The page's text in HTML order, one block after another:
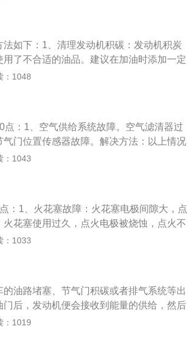
足够的压力，喷油器就不能喷射足够的
更换机油泵。4、氧传感器损坏。氧传感
据氧传感器的数据调整空空燃比，调整点
坏，会导致踩油门后车速无法上升的现
油过滤器存在故障，导致汽油过滤器不能
，车主还应该注意对车辆其他部位及时检
门损坏：如果汽车配备的是电子油门，要
安全隐患。7、油门踏板损坏：如果汽车
：正常行驶的正确规范：不要急踩油门或
踏板加不上油后，应尽量靠边停车，避免
如下：1、清理发动机积碳：发动机积炭
了不合适的油品。建议在加油时添加一定
车跑一段高速，这样有利于增加排气量，
配比情况，其一旦损坏就会造成发动机油
3、定期更换三滤：车辆在使用过程中，
必须定期更换，如果长时间未换就会影响
息，造成油料燃烧不充分，发动机积碳增
：1048
：1、空气供给系统故障。空气滤清器过
门位置传感器故障。解决方法：以上情况
解决。2、排气系统故障。排气管堵塞的
箱故障等。解决方法：如遇到故障应立即
系统故障。燃油系统出现问题导致油压较
都会出现车辆加速无力的现象。解决方
题了。5、点火系统出现问题。火花塞如
使得点火能量下降，燃烧不彻底燃油消耗
现故障，也会使得车辆踩油门时加速无
店使用诊断仪来读取故障码维修。7、燃油
好或热值过低、汽油泵老化，泵油压力
力调节器故障等等。解决方法：建议车主
：1043
：1、火花塞故障：火花塞电极间隙大，点
花塞使用过久，点火电极被烧蚀，点火不
点火不良。解决办法：建议车主更换火花
法：建议车主及时清洗发动机积碳。3、
堵塞或雾化不好，会导致发动机难启动，
议车主更换喷油嘴。4、燃油系统泄压：
法及时建立正常燃油压力。解决办法：建
油系统，非专业个人车主无法解决。5、
：1033
油路堵塞、节气门积碳或者排气系统等出
后，发动机便会接收到能量的供给，然后
上的感受便是随即而来的加速度。但当汽
：1019